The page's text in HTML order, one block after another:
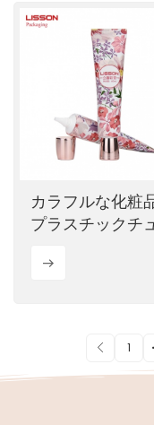
カラフルな化粧
プラスチックチ
ーキャップ付き
1